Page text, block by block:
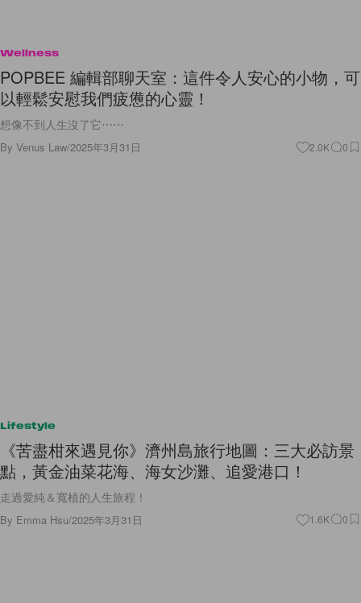
Wellness
POPBEE 編輯部聊天室：這件令人安心的小物，可
以輕鬆安慰我們疲憊的心靈！
想像不到人生沒了它⋯⋯
By Venus Law/2025年3月31日 2.0K 0
Lifestyle
《苦盡柑來遇見你》濟州島旅行地圖：三大必訪景
點，黃金油菜花海、海女沙灘、追愛港口！
走過愛純＆寬植的人生旅程！
By Emma Hsu/2025年3月31日 1.6K 0